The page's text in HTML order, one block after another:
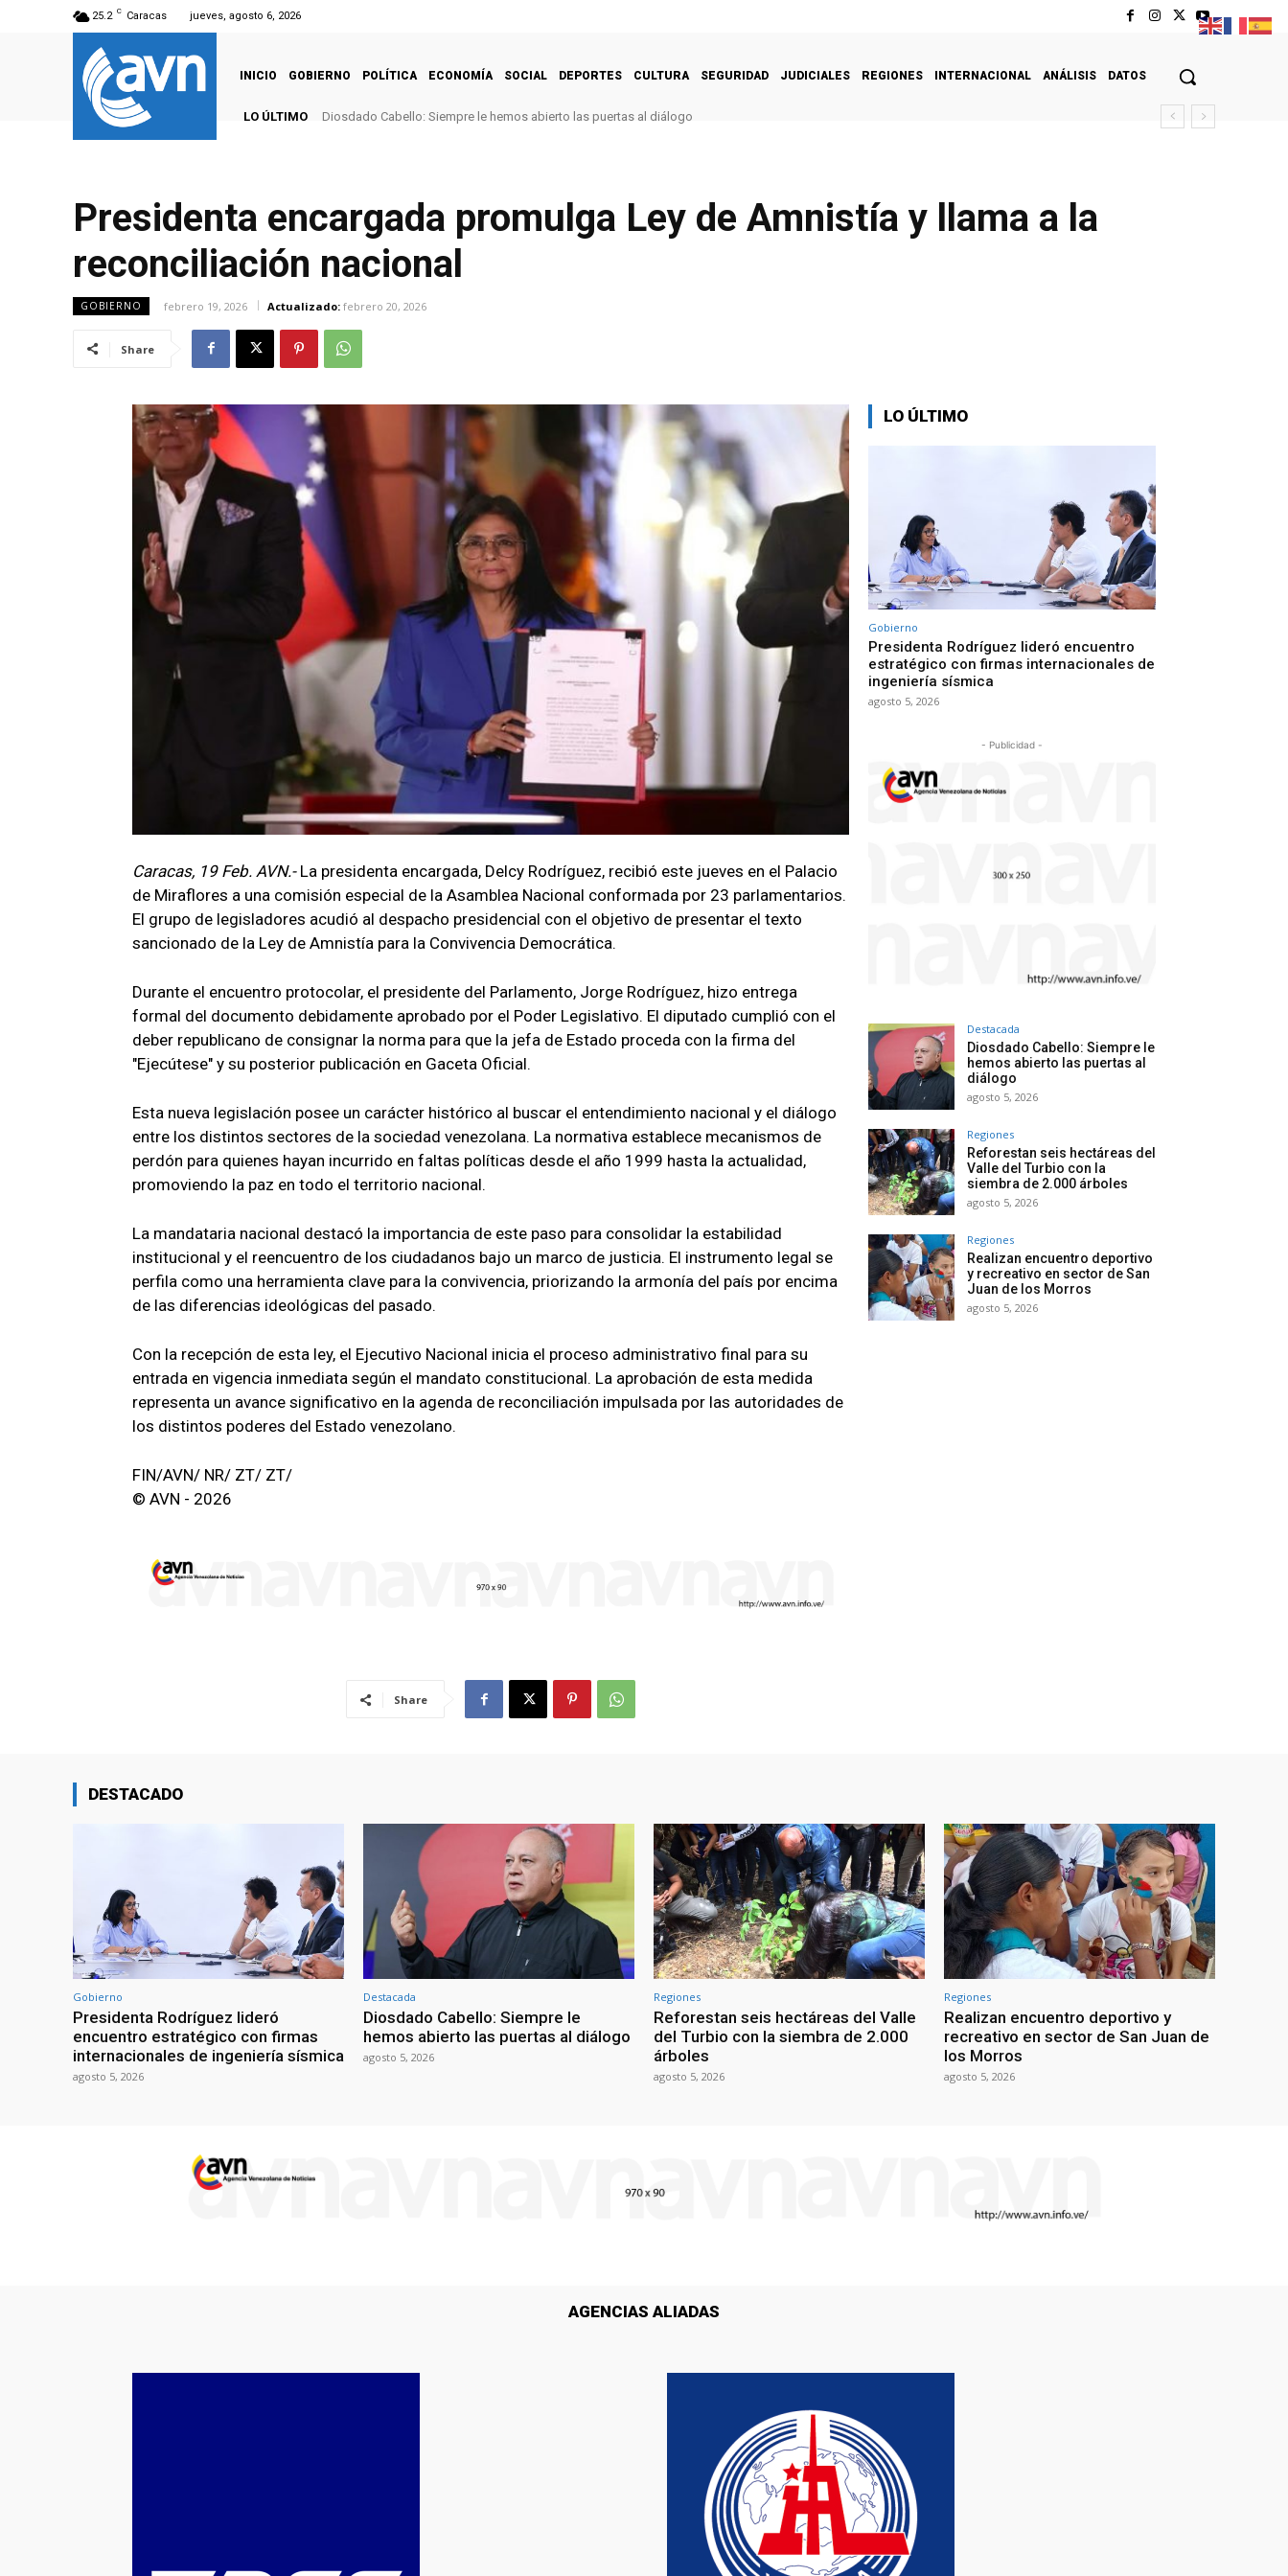
25.2 C Caracas jueves, agosto 6, 2026
INICIO GOBIERNO POLÍTICA ECONOMÍA SOCIAL DEPORTES CULTURA SEGURIDAD JUDICIALES REGIONES INTERNACIONAL ANÁLISIS DATOS
LO ÚLTIMO Diosdado Cabello: Siempre le hemos abierto las puertas al diálogo
Presidenta encargada promulga Ley de Amnistía y llama a la
reconciliación nacional
GOBIERNO febrero 19, 2026 Actualizado: febrero 20, 2026
Share
Caracas, 19 Feb. AVN.- La presidenta encargada, Delcy Rodríguez, recibió este jueves en el Palacio
de Miraflores a una comisión especial de la Asamblea Nacional conformada por 23 parlamentarios.
El grupo de legisladores acudió al despacho presidencial con el objetivo de presentar el texto
sancionado de la Ley de Amnistía para la Convivencia Democrática.
Durante el encuentro protocolar, el presidente del Parlamento, Jorge Rodríguez, hizo entrega
formal del documento debidamente aprobado por el Poder Legislativo. El diputado cumplió con el
deber republicano de consignar la norma para que la jefa de Estado proceda con la firma del
"Ejecútese" y su posterior publicación en Gaceta Oficial.
Esta nueva legislación posee un carácter histórico al buscar el entendimiento nacional y el diálogo
entre los distintos sectores de la sociedad venezolana. La normativa establece mecanismos de
perdón para quienes hayan incurrido en faltas políticas desde el año 1999 hasta la actualidad,
promoviendo la paz en todo el territorio nacional.
La mandataria nacional destacó la importancia de este paso para consolidar la estabilidad
institucional y el reencuentro de los ciudadanos bajo un marco de justicia. El instrumento legal se
perfila como una herramienta clave para la convivencia, priorizando la armonía del país por encima
de las diferencias ideológicas del pasado.
Con la recepción de esta ley, el Ejecutivo Nacional inicia el proceso administrativo final para su
entrada en vigencia inmediata según el mandato constitucional. La aprobación de esta medida
representa un avance significativo en la agenda de reconciliación impulsada por las autoridades de
los distintos poderes del Estado venezolano.
FIN/AVN/ NR/ ZT/ ZT/
© AVN - 2026
Share
LO ÚLTIMO
Gobierno
Presidenta Rodríguez lideró encuentro
estratégico con firmas internacionales de
ingeniería sísmica
agosto 5, 2026
- Publicidad -
Destacada
Diosdado Cabello: Siempre le
hemos abierto las puertas al
diálogo
agosto 5, 2026
Regiones
Reforestan seis hectáreas del
Valle del Turbio con la
siembra de 2.000 árboles
agosto 5, 2026
Regiones
Realizan encuentro deportivo
y recreativo en sector de San
Juan de los Morros
agosto 5, 2026
DESTACADO
Gobierno
Presidenta Rodríguez lideró
encuentro estratégico con firmas
internacionales de ingeniería sísmica
agosto 5, 2026
Destacada
Diosdado Cabello: Siempre le
hemos abierto las puertas al diálogo
agosto 5, 2026
Regiones
Reforestan seis hectáreas del Valle
del Turbio con la siembra de 2.000
árboles
agosto 5, 2026
Regiones
Realizan encuentro deportivo y
recreativo en sector de San Juan de
los Morros
agosto 5, 2026
AGENCIAS ALIADAS